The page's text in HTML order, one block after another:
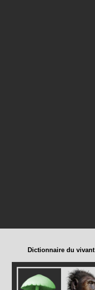
Dictionnaire du vivant